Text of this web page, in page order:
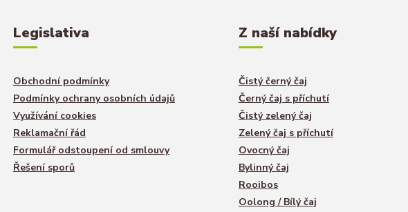
Legislativa
Obchodní podmínky
Podmínky ochrany osobních údajů
Využívání cookies
Reklamační řád
Formulář odstoupení od smlouvy
Řešení sporů
Z naší nabídky
Čistý černý čaj
Černý čaj s příchutí
Čistý zelený čaj
Zelený čaj s příchutí
Ovocný čaj
Bylinný čaj
Rooibos
Oolong / Bílý čaj